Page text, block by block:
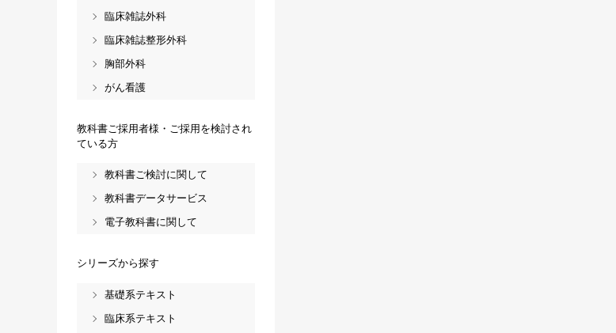
臨床雑誌外科
臨床雑誌整形外科
胸部外科
がん看護
教科書ご採用者様・ご採用を検討され
ている方
教科書ご検討に関して
教科書データサービス
電子教科書に関して
シリーズから探す
基礎系テキスト
臨床系テキスト